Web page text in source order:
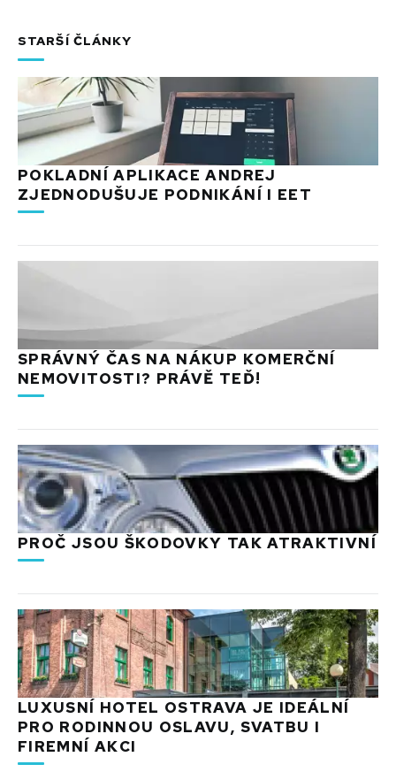
STARŠÍ ČLÁNKY
POKLADNÍ APLIKACE ANDREJ
ZJEDNODUŠUJE PODNIKÁNÍ I EET
SPRÁVNÝ ČAS NA NÁKUP KOMERČNÍ
NEMOVITOSTI? PRÁVĚ TEĎ!
PROČ JSOU ŠKODOVKY TAK ATRAKTIVNÍ
LUXUSNÍ HOTEL OSTRAVA JE IDEÁLNÍ
PRO RODINNOU OSLAVU, SVATBU I
FIREMNÍ AKCI